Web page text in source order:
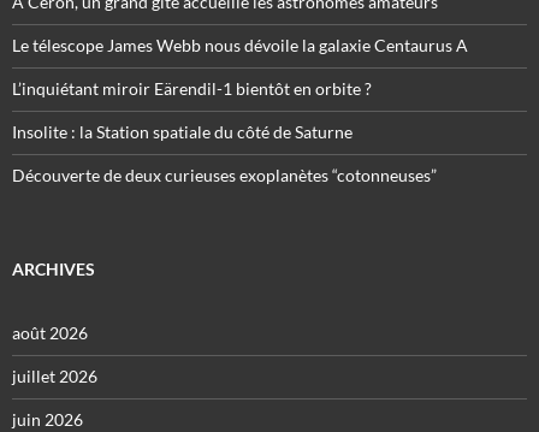
Le télescope James Webb nous dévoile la galaxie Centaurus A
L’inquiétant miroir Eärendil-1 bientôt en orbite ?
Insolite : la Station spatiale du côté de Saturne
Découverte de deux curieuses exoplanètes “cotonneuses”
ARCHIVES
août 2026
juillet 2026
juin 2026